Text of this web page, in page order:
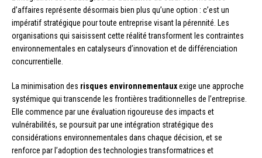
d’affaires représente désormais bien plus qu’une option : c’est un
impératif stratégique pour toute entreprise visant la pérennité. Les
organisations qui saisissent cette réalité transforment les contraintes
environnementales en catalyseurs d’innovation et de différenciation
concurrentielle.
La minimisation des risques environnementauxexige une approche
systémique qui transcende les frontières traditionnelles de l’entreprise.
Elle commence par une évaluation rigoureuse des impacts et
vulnérabilités, se poursuit par une intégration stratégique des
considérations environnementales dans chaque décision, et se
renforce par l’adoption des technologies transformatrices et